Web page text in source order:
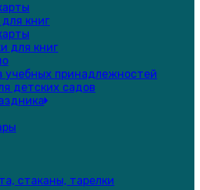
книг
для книг
учебных принадлежностей
детских садов
стаканы, тарелки